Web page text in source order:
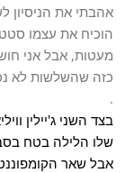
אהבתי את הניסיון
הוכיח את עצמו
מעטות, אבל אני
כזה שהשלשות לא
.
בצד השני ג'יילין
אבל שאר